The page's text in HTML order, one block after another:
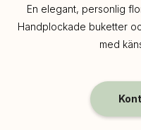
En elegant, personlig
Handplockade buketter
med